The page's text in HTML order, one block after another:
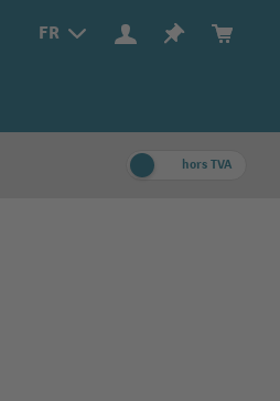
FR
hors TVA